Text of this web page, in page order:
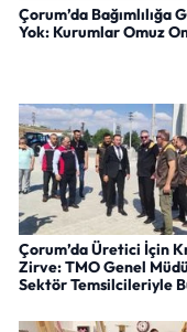
Çorum’da Bağımlılığa
Yok: Kurumlar Omuz
Çorum’da Üretici İçin
Zirve: TMO Genel
Sektör Temsilcileriyle